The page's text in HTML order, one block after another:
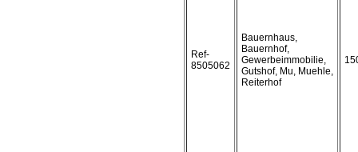
Ref-
8505062
Bauernhaus,
Bauernhof,
Gewerbeimmobilie,
Gutshof, Mu, Muehle,
Reiterhof